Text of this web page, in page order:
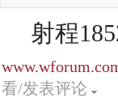
射程
看/发表评论